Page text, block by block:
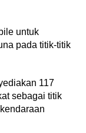
untuk
pada titik-titik
117
sebagai titik